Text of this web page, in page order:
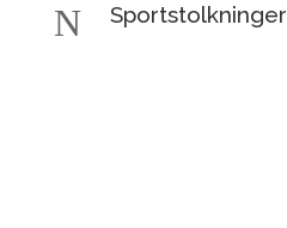
N Sportstolkninger